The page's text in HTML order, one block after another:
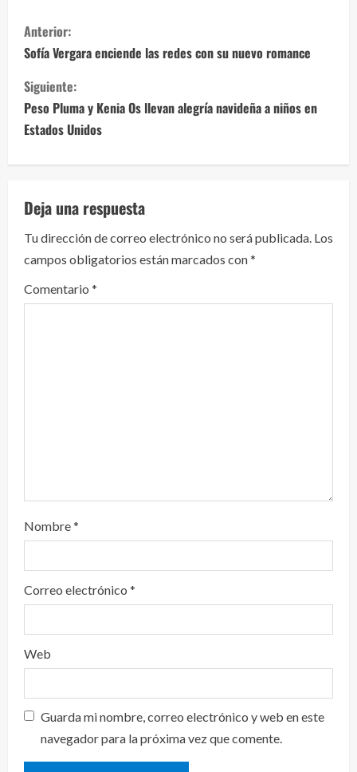
S
i
g
u
e
l
e
y
e
Anterior:
Sofía Vergara enciende las redes con su nuevo romance
Siguiente:
Peso Pluma y Kenia Os llevan alegría navideña a niños en
Estados Unidos
Deja una respuesta
Tu dirección de correo electrónico no será publicada. Los
campos obligatorios están marcados con*
Comentario *
Nombre*
Correo electrónico *
Web
Guarda mi nombre, correo electrónico y web en este
navegador para la próxima vez que comente.